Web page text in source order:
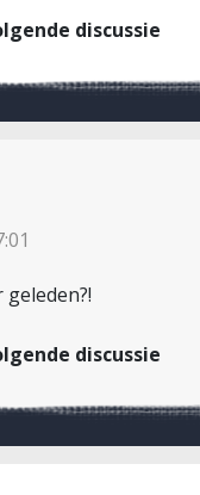
discussie
discussie